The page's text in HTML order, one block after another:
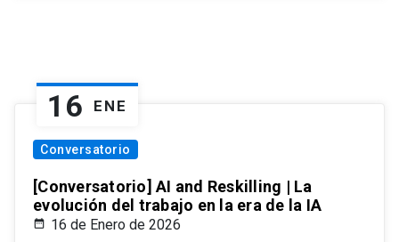
16 ENE
Conversatorio
[Conversatorio] AI and Reskilling | La
evolución del trabajo en la era de la IA
16 de Enero de 2026